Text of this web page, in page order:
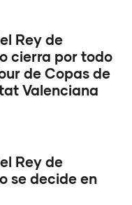
Rey de
cierra por todo
de Copas de
Valenciana
Rey de
se decide en